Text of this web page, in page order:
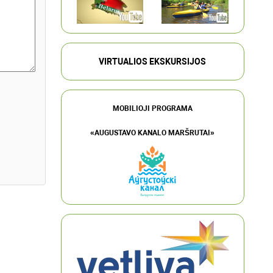
VIRTUALIOS EKSKURSIJOS
MOBILIOJI PROGRAMA
«AUGUSTAVO KANALO MARŠRUTAI»